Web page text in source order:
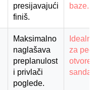
presijavajući
finiš.
baze.
Maksimalno
naglašava
preplanulost
i privlači
poglede.
za